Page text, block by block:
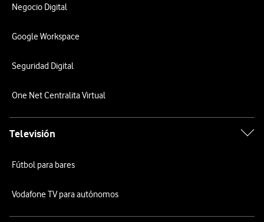
Negocio Digital
Google Workspace
Seguridad Digital
One Net Centralita Virtual
Televisión
Fútbol para bares
Vodafone TV para autónomos